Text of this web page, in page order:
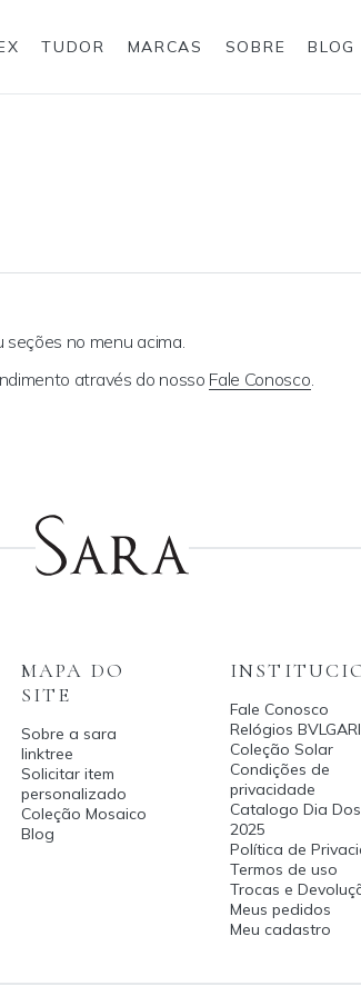
MARCAS SOBRE
TUDOR BLOG
no menu acima.
através do nosso Fale Conosco.
Fale Conosco
Relógios BVLGARI
Coleção Solar
Condições de
privacidade
Catalogo Dia
2025
Política de
Termos de uso
Trocas e
Meus pedidos
Meu cadastro
MAPA DO
SITE
Sobre a sara
linktree
Solicitar item
personalizado
Blog
Coleção Mosaico